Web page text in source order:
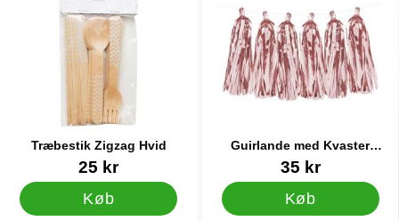
Træbestik Zigzag Hvid
Varenr 4098625 kr
Køb
Guirlande med Kvaster
Rosaguld
Varenr 3221235 kr
Køb